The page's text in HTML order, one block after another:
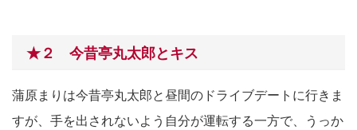
★２ 今昔亭丸太郎とキス
蒲原まりは今昔亭丸太郎と昼間のドライブデートに行きま
すが、手を出されないよう自分が運転する一方で、うっか